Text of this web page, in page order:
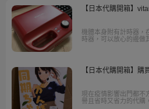
【日本代購開箱】
機體本身附有計時器，
時器，可以放心的邊做
【日本代購開箱】購
現在疫情影響出門都不
譽且省時又省力的代購